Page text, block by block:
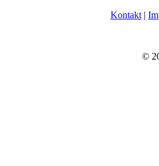
Kontakt |
©